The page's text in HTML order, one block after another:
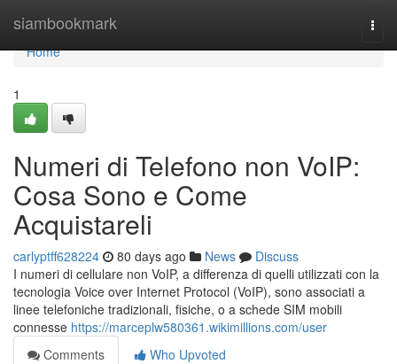
siambookmark
Home
Home
1
Numeri di Telefono non VoIP:
Cosa Sono e Come
Acquistareli
carlyptff628224 80 days ago News
Discuss
I numeri di cellulare non VoIP, a differenza di quelli utilizzati con la
tecnologia Voice over Internet Protocol (VoIP), sono associati a
linee telefoniche tradizionali, fisiche, o a schede SIM mobili
connesse https://marceplw580361.wikimillions.com/user
Comments
Who Upvoted